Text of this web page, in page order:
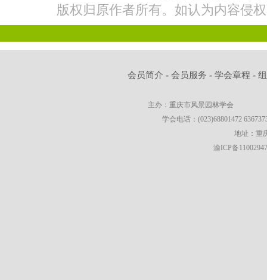
版权归原作者所有。如认为内容侵
会员简介 -会员服务 -学会章程 -
主办：重庆市风景园林学会
学会电话：(023)68801472
地址：重
渝ICP备